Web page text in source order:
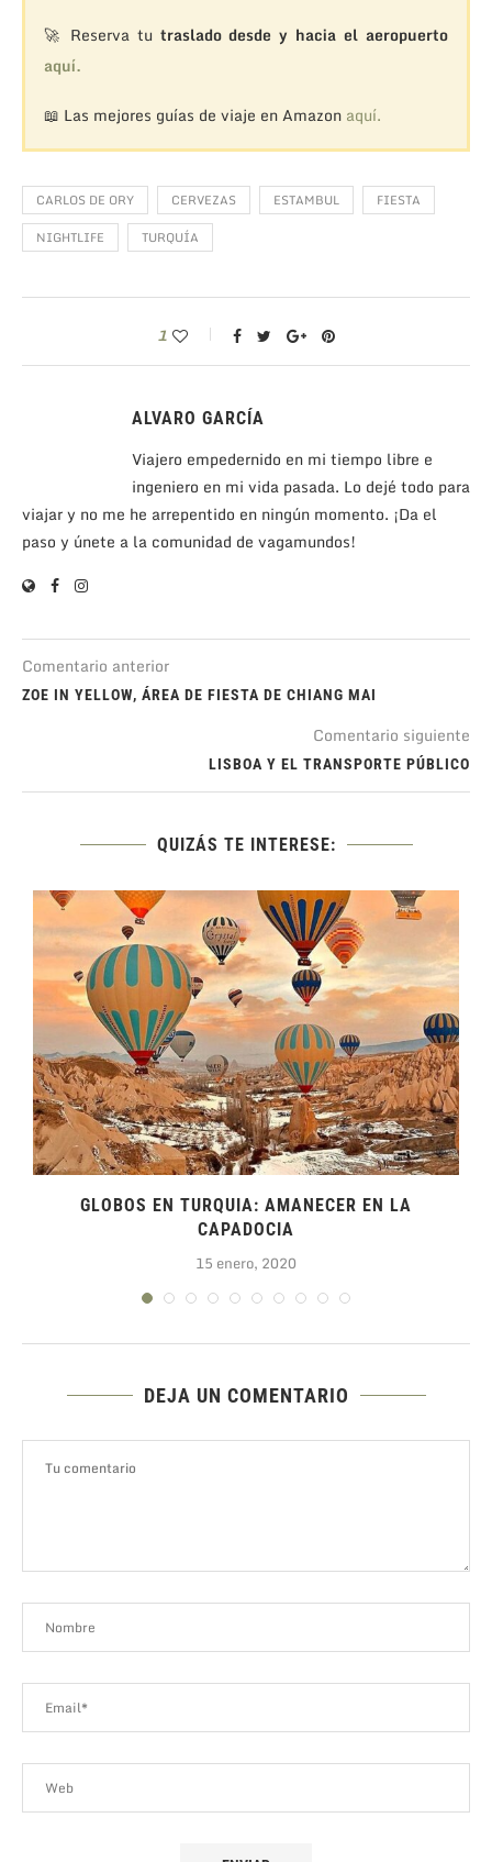
🚀 Reserva tu traslado desde y hacia el aeropuerto
aquí.
📖 Las mejores guías de viaje en Amazon aquí.
CARLOS DE ORY CERVEZAS ESTAMBUL
FIESTA
NIGHTLIFE
TURQUÍA
1
ALVARO GARCÍA
Viajero empedernido en mi tiempo libre e
ingeniero en mi vida pasada. Lo dejé todo para
viajar y no me he arrepentido en ningún momento. ¡Da el
paso y únete a la comunidad de vagamundos!
Comentario anterior
ZOE IN YELLOW, ÁREA DE FIESTA DE CHIANG MAI
Comentario siguiente
LISBOA Y EL TRANSPORTE PÚBLICO
QUIZÁS TE INTERESE:
GLOBOS EN TURQUIA: AMANECER EN LA
CAPADOCIA
15 enero, 2020
DEJA UN COMENTARIO